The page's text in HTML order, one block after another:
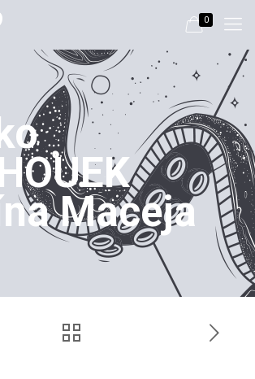
0
Maceja